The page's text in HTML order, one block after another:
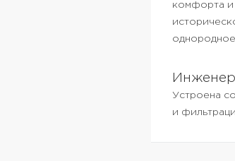
комфорта и
Устроена
и